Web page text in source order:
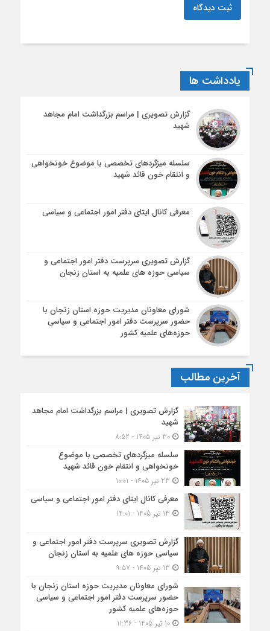
ثبت دیدگاه
یادداشت ها
گزارش تصویری | مراسم بزرگداشت امام مجاهد
شهید
سلسله میزگردهای تخصصی با موضوع خونخواهی
و انتقام خون قائد شهید
معرفی کانال ایتای دفتر امور اجتماعی و سیاسی
گزارش تصویری سرپرست دفتر امور اجتماعی و
سیاسی حوزه های علمیه به استان زنجان
شورای معاونان مدیریت حوزه استان زنجان با
حضور سرپرست دفتر امور اجتماعی و سیاسی
حوزه‌های علمیه کشور
آخرین مطالب
گزارش تصویری | مراسم بزرگداشت امام مجاهد
شهید
30 تیر 1405 - 8:52
سلسله میزگردهای تخصصی با موضوع
خونخواهی و انتقام خون قائد شهید
معرفی کانال ایتای دفتر امور اجتماعی و سیاسی
گزارش تصویری سرپرست دفتر امور اجتماعی و
سیاسی حوزه های علمیه به استان زنجان
شورای معاونان مدیریت حوزه استان زنجان با
حضور سرپرست دفتر امور اجتماعی و سیاسی
حوزه‌های علمیه کشور
10 تیر 1405 - 11:36